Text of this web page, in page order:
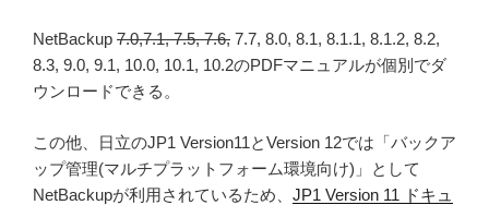
NetBackup 7.0,7.1, 7.5, 7.6, 7.7, 8.0, 8.1, 8.1.1, 8.1.2, 8.2,
8.3, 9.0, 9.1, 10.0, 10.1, 10.2のPDFマニュアルが個別でダ
ウンロードできる。
この他、日立のJP1 Version11とVersion 12では「バックア
ップ管理(マルチプラットフォーム環境向け)」として
NetBackupが利用されているため、 JP1 Version 11 ドキュ